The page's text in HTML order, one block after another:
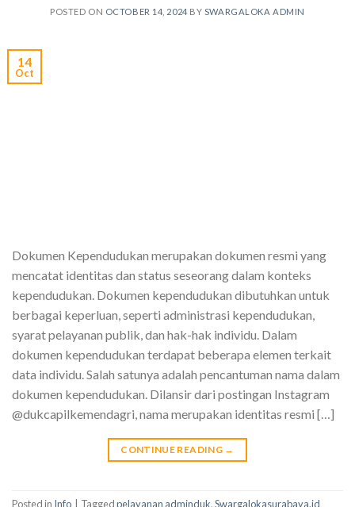
POSTED ON OCTOBER 14, 2024 BY SWARGALOKA ADMIN
14
Oct
Dokumen Kependudukan merupakan dokumen resmi yang
mencatat identitas dan status seseorang dalam konteks
kependudukan. Dokumen kependudukan dibutuhkan untuk
berbagai keperluan, seperti administrasi kependudukan,
syarat pelayanan publik, dan hak-hak individu. Dalam
dokumen kependudukan terdapat beberapa elemen terkait
data individu. Salah satunya adalah pencantuman nama dalam
dokumen kependudukan. Dilansir dari postingan Instagram
@dukcapilkemendagri, nama merupakan identitas resmi […]
CONTINUE READING →
Posted in Info Taggedpelayanan adminduk,Swargalokasurabaya.id